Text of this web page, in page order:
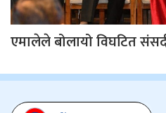
एमालेले बोलायो विघटित